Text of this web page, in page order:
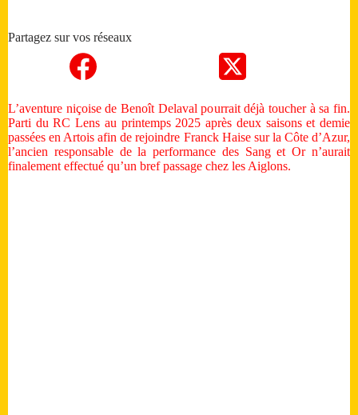
Partagez sur vos réseaux
L’aventure niçoise de Benoît Delaval pourrait déjà toucher à sa fin.
Parti du RC Lens au printemps 2025 après deux saisons et demie
passées en Artois afin de rejoindre Franck Haise sur la Côte d’Azur,
l’ancien responsable de la performance des Sang et Or n’aurait
finalement effectué qu’un bref passage chez les Aiglons.